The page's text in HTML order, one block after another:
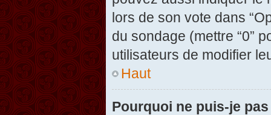
lors de son vote dans
du sondage (mettre “0”
utilisateurs de modifier
Haut
Pourquoi ne puis-je